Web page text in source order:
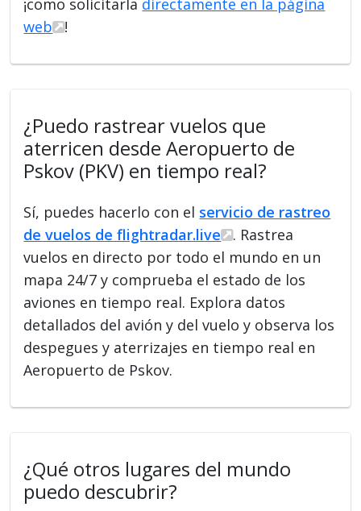
web
!
¿Puedo rastrear vuelos que
aterricen desde Aeropuerto de
Pskov (PKV) en tiempo real?
Sí, puedes hacerlo con el servicio de rastreo
de vuelos de flightradar.live
. Rastrea
vuelos en directo por todo el mundo en un
mapa 24/7 y comprueba el estado de los
aviones en tiempo real. Explora datos
detallados del avión y del vuelo y observa los
despegues y aterrizajes en tiempo real en
Aeropuerto de Pskov.
¿Qué otros lugares del mundo
puedo descubrir?